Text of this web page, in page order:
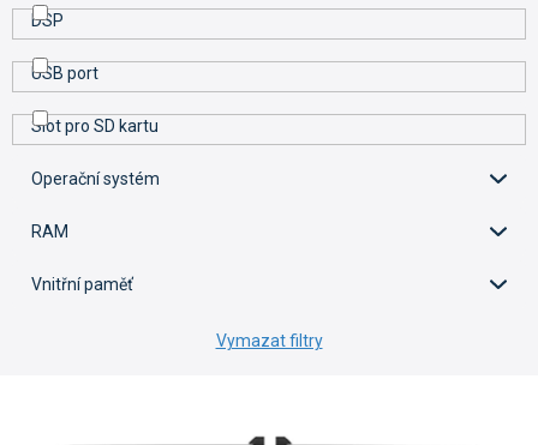
DSP
USB port
Slot pro SD kartu
Operační systém
RAM
Vnitřní paměť
Vymazat filtry